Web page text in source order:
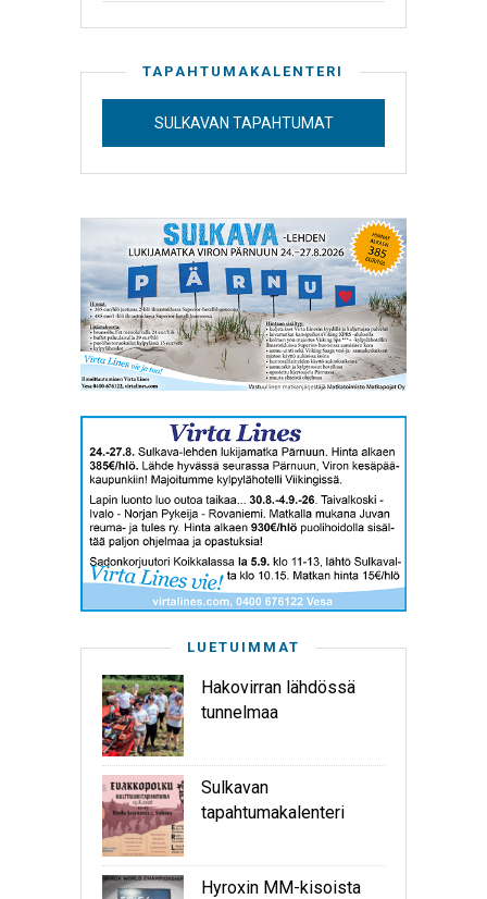
TAPAHTUMAKALENTERI
SULKAVAN TAPAHTUMAT
LUETUIMMAT
Hakovirran lähdössä
tunnelmaa
Sulkavan
tapahtumakalenteri
Hyroxin MM-kisoista